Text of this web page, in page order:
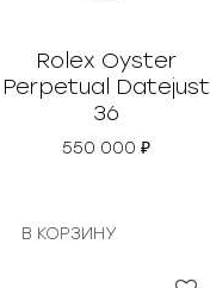
Rolex Oyster
Perpetual Datejust
36
550 000₽
В КОРЗИНУ